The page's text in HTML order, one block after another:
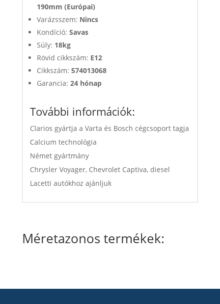
190mm (Európai)
Varázsszem: Nincs
Kondíció: Savas
Súly: 18kg
Rövid cikkszám: E12
Cikkszám: 574013068
Garancia: 24 hónap
További információk:
Clarios gyártja a Varta és Bosch cégcsoport tagja
Calcium technológia
Német gyártmány
Chrysler Voyager, Chevrolet Captiva, diesel
Lacetti autókhoz ajánljuk
Méretazonos termékek: